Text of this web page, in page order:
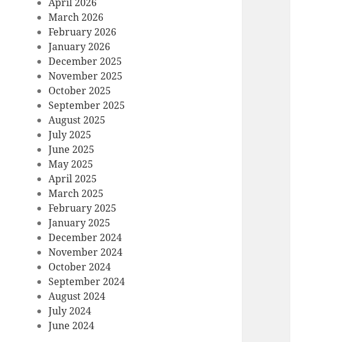
March 2026
February 2026
January 2026
December 2025
November 2025
October 2025
September 2025
August 2025
July 2025
June 2025
May 2025
April 2025
March 2025
February 2025
January 2025
December 2024
November 2024
October 2024
September 2024
August 2024
July 2024
June 2024